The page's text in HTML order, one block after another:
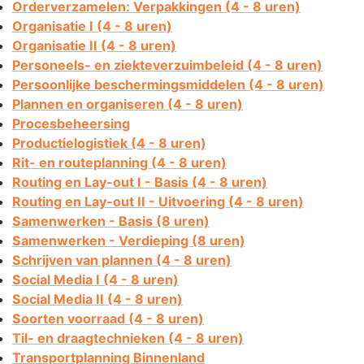
Orderverzamelen: Verpakkingen (4 - 8 uren)
Organisatie I (4 - 8 uren)
Organisatie II (4 - 8 uren)
Personeels- en ziekteverzuimbeleid (4 - 8 uren)
Persoonlijke beschermingsmiddelen (4 - 8 uren)
Plannen en organiseren (4 - 8 uren)
Procesbeheersing
Productielogistiek (4 - 8 uren)
Rit- en routeplanning (4 - 8 uren)
Routing en Lay-out I - Basis (4 - 8 uren)
Routing en Lay-out II - Uitvoering (4 - 8 uren)
Samenwerken - Basis (8 uren)
Samenwerken - Verdieping (8 uren)
Schrijven van plannen (4 - 8 uren)
Social Media I (4 - 8 uren)
Social Media II (4 - 8 uren)
Soorten voorraad (4 - 8 uren)
Til- en draagtechnieken (4 - 8 uren)
Transportplanning Binnenland